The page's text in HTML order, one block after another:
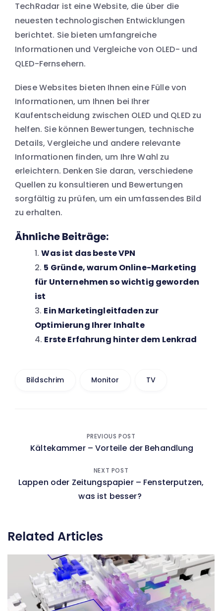
TechRadar ist eine Website, die über die
neuesten technologischen Entwicklungen
berichtet. Sie bieten umfangreiche
Informationen und Vergleiche von OLED- und
QLED-Fernsehern.
Diese Websites bieten Ihnen eine Fülle von
Informationen, um Ihnen bei Ihrer
Kaufentscheidung zwischen OLED und QLED zu
helfen. Sie können Bewertungen, technische
Details, Vergleiche und andere relevante
Informationen finden, um Ihre Wahl zu
erleichtern. Denken Sie daran, verschiedene
Quellen zu konsultieren und Bewertungen
sorgfältig zu prüfen, um ein umfassendes Bild
zu erhalten.
Ähnliche Beiträge:
Was ist das beste VPN
5 Gründe, warum Online-Marketing
für Unternehmen so wichtig geworden
ist
Ein Marketingleitfaden zur
Optimierung Ihrer Inhalte
Erste Erfahrung hinter dem Lenkrad
Bildschrim Monitor TV
Beitragsnavigation
PREVIOUS POST
Kältekammer – Vorteile der Behandlung
NEXT POST
Lappen oder Zeitungspapier – Fensterputzen,
was ist besser?
Related Articles